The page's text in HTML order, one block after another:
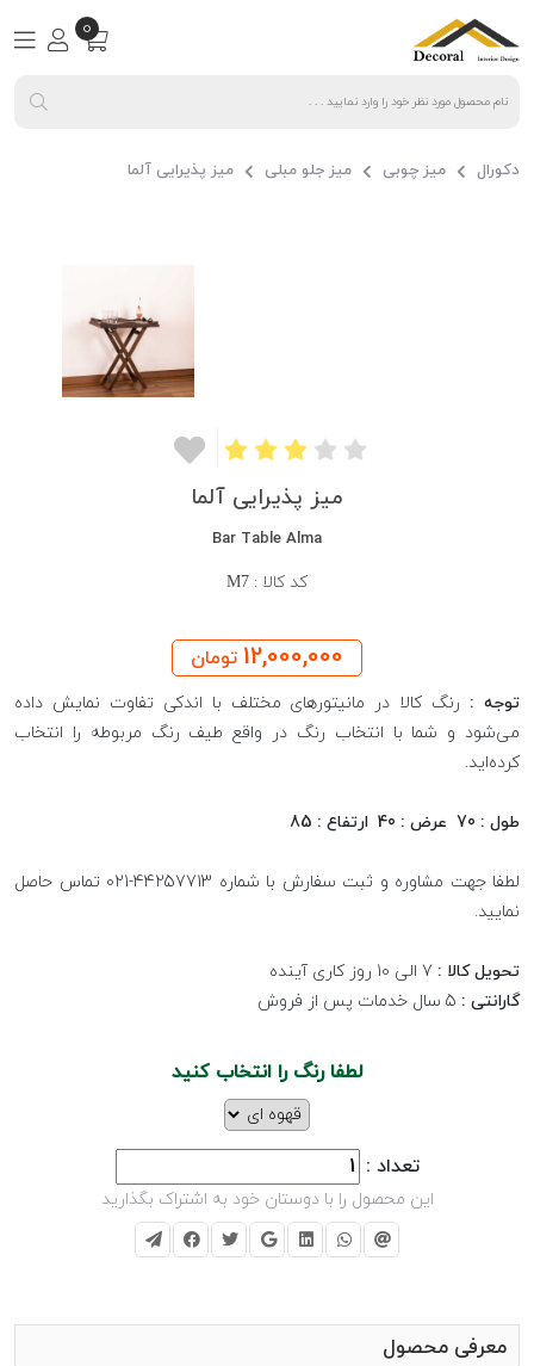
0
دکورال میز چوبی میز جلو مبلی میز پذیرایی آلما
میز پذیرایی آلما
Bar Table Alma
کد کالا : M7
12,000,000 تومان
توجه : رنگ کالا در مانیتورهای مختلف با اندکی تفاوت نمایش داده
می‌شود و شما با انتخاب رنگ در واقع طیف رنگ مربوطه را انتخاب
کرده‌اید.
طول : 70 عرض : 40 ارتفاع : 85
لطفا جهت مشاوره و ثبت سفارش با شماره 44257713-021 تماس حاصل
نمایید.
تحویل کالا :
گارانتی :
لطفا رنگ را انتخاب کنید
تعداد :
این محصول را با دوستان خود به اشتراک بگذارید
معرفی محصول